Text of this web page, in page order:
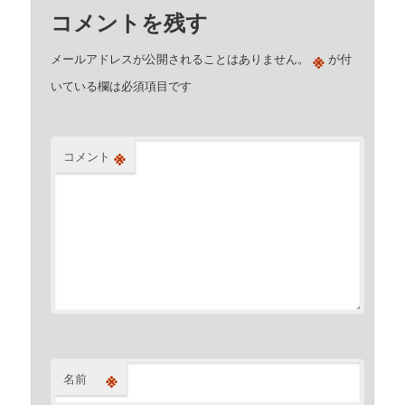
コメントを残す
メールアドレスが公開されることはありません。 ※ が付
いている欄は必須項目です
コメント ※
名前 ※